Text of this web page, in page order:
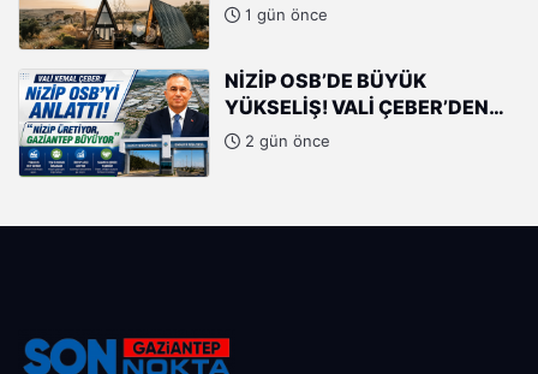
1 gün önce
NİZİP OSB’DE BÜYÜK
YÜKSELİŞ! VALİ ÇEBER’DEN
SANAYİCİLERE ÖVGÜ
2 gün önce